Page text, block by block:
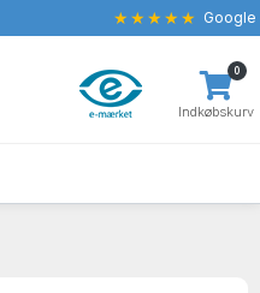
★★★★★ Google
Indkøbskurv
0